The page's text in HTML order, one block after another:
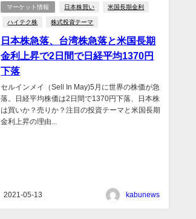
マーケット情報 日本株買い 米国長期金利
ハイテク株 株式投資テーマ
日本株急落、台湾株急落と米国長期
金利上昇で2日間で日経平均1370円
下落
セルインメイ（Sell In May)5月に世界の株価が急
落。日経平均株価は2日間で1370円下落、日本株
は買いか？売りか？注目の投資テーマと米国長期
金利上昇の理由...
2021-05-13 kabunews